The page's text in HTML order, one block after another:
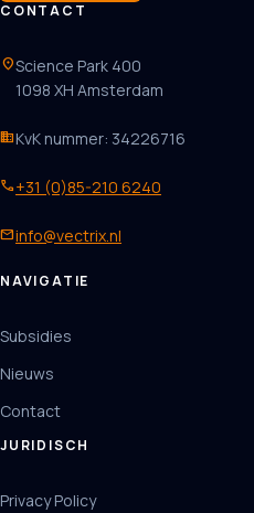
CONTACT
location_onScience Park 400
1098 XH Amsterdam
businessKvK nummer: 34226716
phone+31 (0)85-210 6240
mailinfo@vectrix.nl
NAVIGATIE
Subsidies
Nieuws
Contact
JURIDISCH
Privacy Policy